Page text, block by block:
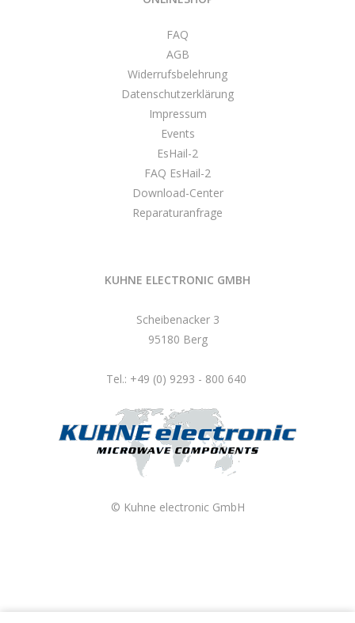
FAQ
AGB
Widerrufsbelehrung
Datenschutzerklärung
Impressum
Events
EsHail-2
FAQ EsHail-2
Download-Center
Reparaturanfrage
KUHNE ELECTRONIC GMBH
Scheibenacker 3
95180 Berg
Tel.: +49 (0) 9293 - 800 640
© Kuhne electronic GmbH